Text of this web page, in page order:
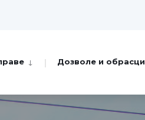
Дозволе и обрасци